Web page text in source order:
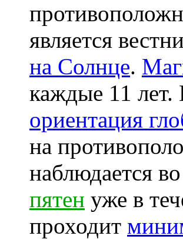
является
на Солнце.
каждые 11 лет.
ориентация
на
наблюдается
пятен уже в
проходит